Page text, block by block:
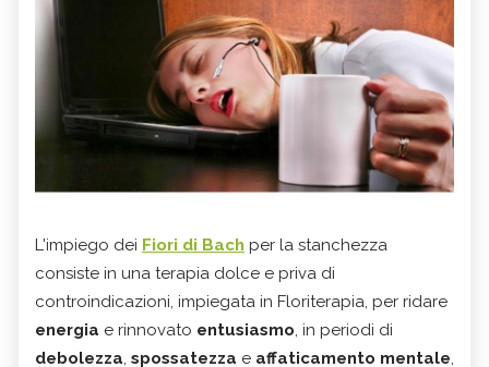
L'impiego dei Fiori di Bach per la stanchezza
consiste in una terapia dolce e priva di
controindicazioni, impiegata in Floriterapia, per ridare
energia e rinnovato entusiasmo , in periodi di
debolezza spossatezza e affaticamento mentale